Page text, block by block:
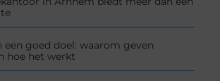
een goed doel: waarom geven
hoe het werkt